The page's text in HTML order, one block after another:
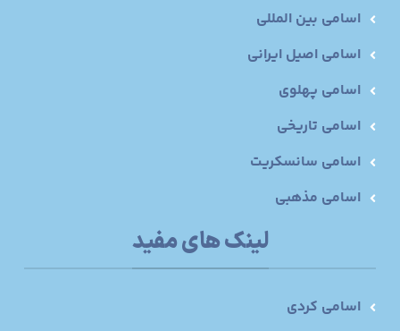
اسامی بین المللی
اسامی اصیل ایرانی
اسامی پهلوی
اسامی تاریخی
اسامی سانسکریت
اسامی مذهبی
لینک های مفید
اسامی کردی